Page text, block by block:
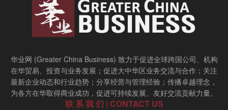
华业网 (Greater China Business) 致力于促进全球跨国公司、机构
在华贸易、投资与业务发展；促进大中华区业务交流与合作；关注
最新企业动态和行业趋势；分享经营与管理经验；传播卓越理念，
为各方在华取得商业成功，促进可持续发展、友好交流贡献力量。
联 系 我 们 | CONTACT US